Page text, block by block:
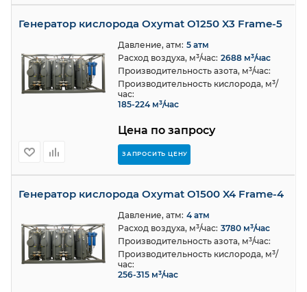
Генератор кислорода Oxymat O1250 X3 Frame-5
Цена по запросу
ЗАПРОСИТЬ ЦЕНУ
Давление, атм: 5 атм
Расход воздуха, м³/час: 2688 м³/час
Производительность азота, м³/час:
Производительность кислорода, м³/
час:
185-224 м³/час
Генератор кислорода Oxymat O1500 X4 Frame-4
Давление, атм: 4 атм
Расход воздуха, м³/час: 3780 м³/час
Производительность азота, м³/час:
Производительность кислорода, м³/
час:
256-315 м³/час